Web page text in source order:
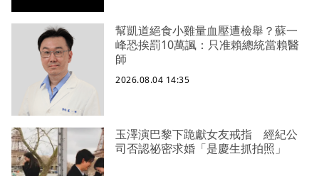
幫凱道絕食小雞量血壓遭檢舉？蘇一
峰恐挨罰10萬諷：只准賴總統當賴醫
師
2026.08.04 14:35
玉澤演巴黎下跪獻女友戒指 經紀公
司否認祕密求婚「是慶生抓拍照」